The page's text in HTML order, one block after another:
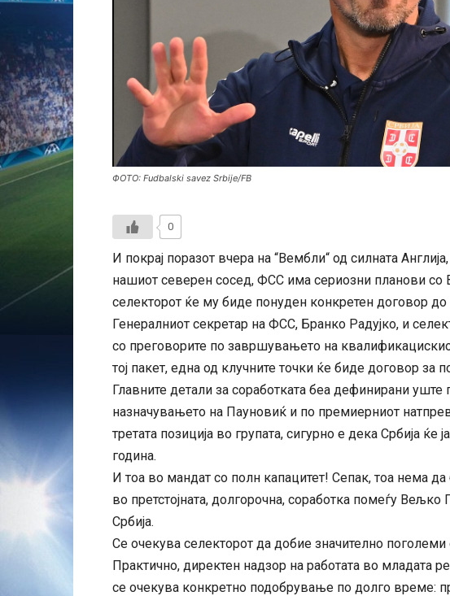
ФОТО: Fudbalski savez Srbije/FB
0
И покрај поразот вчера на “Вембли“ од силната
нашиот северен сосед, ФСС има сериозни планови
селекторот ќе му биде понуден конкретен договор до
Генералниот секретар на ФСС, Бранко Радујко, и
со преговорите по завршувањето на
тој пакет, една од клучните точки ќе биде договор за
Главните детали за соработката беа дефинирани уште
назначувањето на Пауновиќ и по премиерниот
третата позиција во групата, сигурно е дека Србија ќе
година.
И тоа во мандат со полн капацитет! Сепак, тоа нема
во претстојната, долгорочна, соработка помеѓу
Србија.
Се очекува селекторот да добие значително
Практично, директен надзор на работата во младата
се очекува конкретно подобрување по долго време: